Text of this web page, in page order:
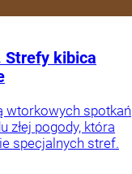
Strefy kibica
wtorkowych spotkań
złej pogody, która
specjalnych stref.